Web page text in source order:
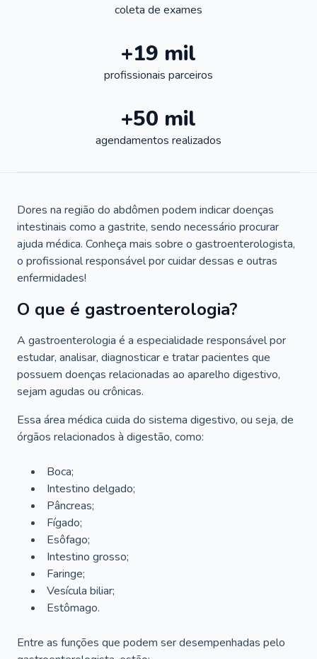
coleta de exames
+19 mil
profissionais parceiros
+50 mil
agendamentos realizados
Dores na região do abdômen podem indicar doenças
intestinais como a gastrite, sendo necessário procurar
ajuda médica. Conheça mais sobre o gastroenterologista,
o profissional responsável por cuidar dessas e outras
enfermidades!
O que é gastroenterologia?
A gastroenterologia é a especialidade responsável por
estudar, analisar, diagnosticar e tratar pacientes que
possuem doenças relacionadas ao aparelho digestivo,
sejam agudas ou crônicas.
Essa área médica cuida do sistema digestivo, ou seja, de
órgãos relacionados à digestão, como:
Boca;
Intestino delgado;
Pâncreas;
Fígado;
Esôfago;
Intestino grosso;
Faringe;
Vesícula biliar;
Estômago.
Entre as funções que podem ser desempenhadas pelo